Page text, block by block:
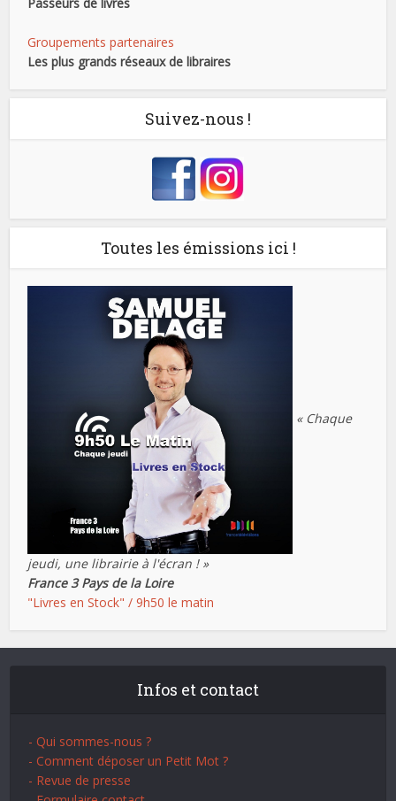
Groupements partenaires
Les plus grands réseaux de libraires
Suivez-nous !
Toutes les émissions ici !
« Chaque
jeudi, une librairie à l'écran ! »
France 3 Pays de la Loire
"Livres en Stock" / 9h50 le matin
Infos et contact
- Qui sommes-nous ?
- Comment déposer un Petit Mot ?
- Revue de presse